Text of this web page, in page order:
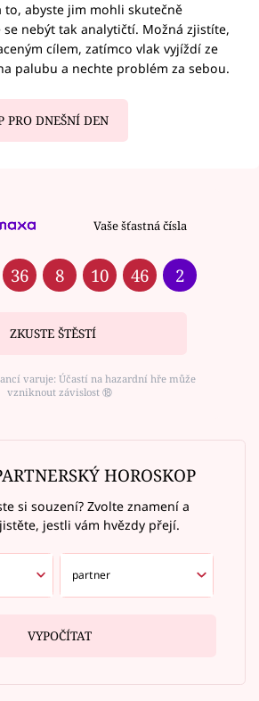
abyste jim mohli skutečně
se nebýt tak analytičtí. Možná zjistíte,
cílem, zatímco vlak vyjíždí ze
palubu a nechte problém za sebou.
PRO DNEŠNÍ DEN
Vaše šťastná čísla
36 8 10 46 2
ZKUSTE ŠTĚSTÍ
varuje: Účastí na hazardní hře může
vzniknout závislost ⑱
HOROSKOP
si souzení? Zvolte znamení a
jestli vám hvězdy přejí.
VYPOČÍTAT